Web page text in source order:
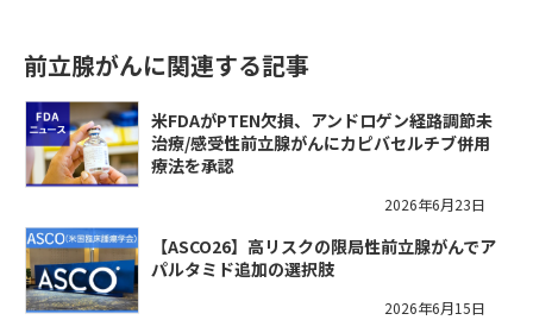
前立腺がんに関連する記事
米FDAがPTEN欠損、アンドロゲン経路調節未
治療/感受性前立腺がんにカピバセルチブ併用
療法を承認
2026年6月23日
【ASCO26】高リスクの限局性前立腺がんでア
パルタミド追加の選択肢
2026年6月15日